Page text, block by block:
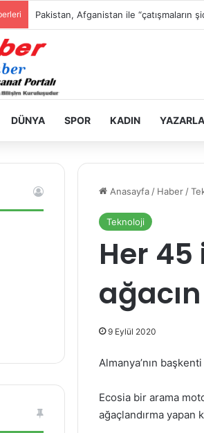
Filistin topraklarını gasbeden İsrailliler,
DÜNYA SPOR KADIN
Anasayfa / Haber /
Teknoloji
Her
9 Eylül 2020
Almanya’nın
Ecosia bir arama
ağaçlandırma yapan